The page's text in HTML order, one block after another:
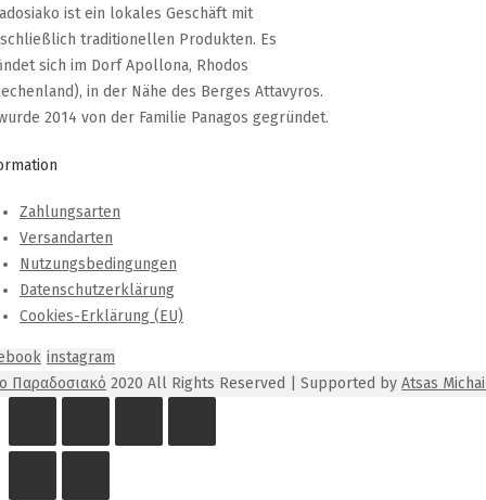
ist ein lokales Geschäft mit
traditionellen Produkten. Es
sich im Dorf Apollona, Rhodos
in der Nähe des Berges Attavyros.
2014 von der Familie Panagos gegründet.
Zahlungsarten
Versandarten
Nutzungsbedingungen
Datenschutzerklärung
Cookies-Erklärung (EU)
instagram
Παραδοσιακό 2020 All Rights Reserved | Supported by Atsas